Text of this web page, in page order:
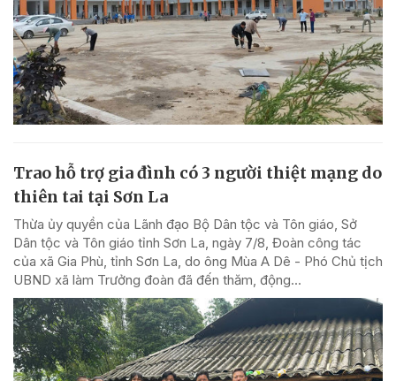
Trao hỗ trợ gia đình có 3 người thiệt mạng do
thiên tai tại Sơn La
Thừa ủy quyền của Lãnh đạo Bộ Dân tộc và Tôn giáo, Sở
Dân tộc và Tôn giáo tỉnh Sơn La, ngày 7/8, Đoàn công tác
của xã Gia Phù, tỉnh Sơn La, do ông Mùa A Dê - Phó Chủ tịch
UBND xã làm Trưởng đoàn đã đến thăm, động...